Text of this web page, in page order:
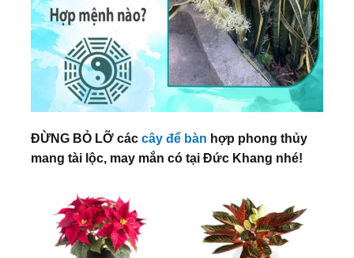
ĐỪNG BỎ LỠ các cây để bàn hợp phong thủy
mang tài lộc, may mắn có tại Đức Khang nhé!